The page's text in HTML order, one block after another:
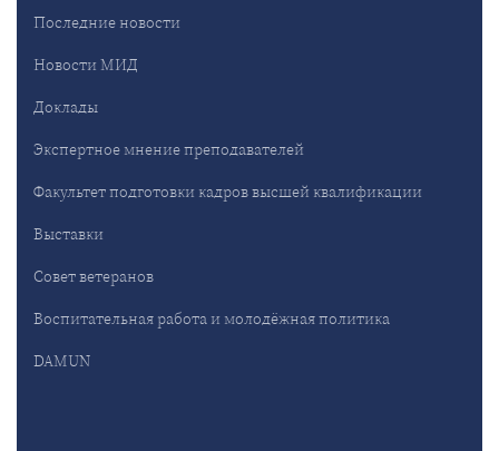
Последние новости
Новости МИД
Доклады
Экспертное мнение преподавателей
Факультет подготовки кадров высшей квалификации
Выставки
Совет ветеранов
Воспитательная работа и молодёжная политика
DAMUN